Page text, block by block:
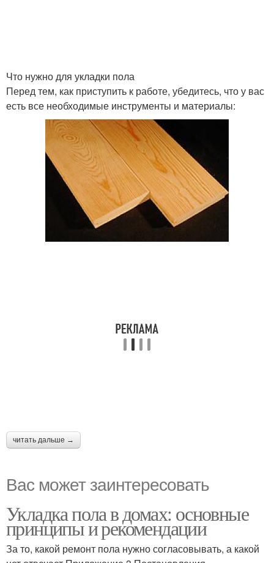
Что нужно для укладки пола
Перед тем, как приступить к работе, убедитесь, что у вас
есть все необходимые инструменты и материалы:
читать дальше →
Вас может заинтересовать
Укладка пола в домах: основные
принципы и рекомендации
За то, какой ремонт пола нужно согласовывать, а какой